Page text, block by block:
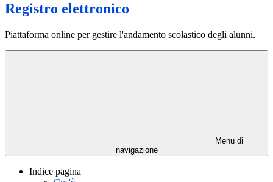
Registro elettronico
Piattaforma online per gestire l'andamento scolastico degli alunni.
Menu di
navigazione
Indice pagina